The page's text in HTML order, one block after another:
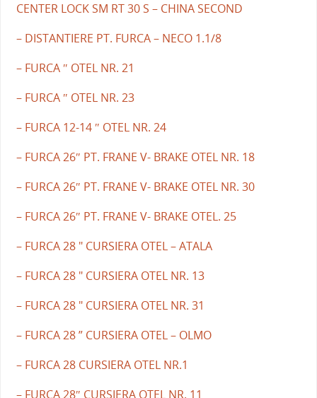
CENTER LOCK SM RT 30 S – CHINA SECOND
– DISTANTIERE PT. FURCA – NECO 1.1/8
– FURCA ″ OTEL NR. 21
– FURCA ″ OTEL NR. 23
– FURCA 12-14 ″ OTEL NR. 24
– FURCA 26″ PT. FRANE V- BRAKE OTEL NR. 18
– FURCA 26″ PT. FRANE V- BRAKE OTEL NR. 30
– FURCA 26″ PT. FRANE V- BRAKE OTEL. 25
– FURCA 28 " CURSIERA OTEL – ATALA
– FURCA 28 " CURSIERA OTEL NR. 13
– FURCA 28 " CURSIERA OTEL NR. 31
– FURCA 28 ” CURSIERA OTEL – OLMO
– FURCA 28 CURSIERA OTEL NR.1
– FURCA 28″ CURSIERA OTEL NR. 11